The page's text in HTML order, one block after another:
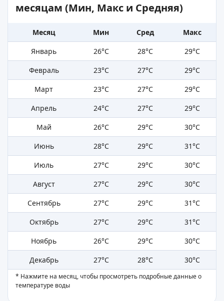
месяцам (Мин, Макс и Средняя)
Месяц Мин Сред
Макс
Январь
26°C 28°C
29°C
Февраль
23°C 27°C
29°C
Март
23°C 27°C
29°C
Апрель
24°C 27°C
29°C
Май
26°C 29°C
30°C
Июнь
28°C 29°C
31°C
Июль
27°C 29°C
30°C
Август
27°C 29°C
30°C
Сентябрь
27°C 29°C
31°C
Октябрь
27°C 29°C
31°C
Ноябрь
26°C 29°C
30°C
Декабрь
27°C 28°C 30°C
* Нажмите на месяц, чтобы просмотреть подробные данные о
температуре воды